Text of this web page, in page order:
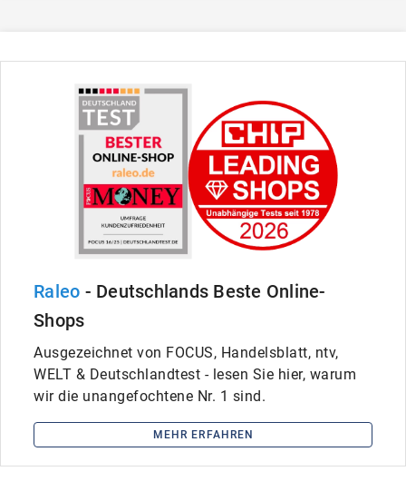
Raleo - Deutschlands Beste Online-
Shops
Ausgezeichnet von FOCUS, Handelsblatt, ntv,
WELT & Deutschlandtest - lesen Sie hier, warum
wir die unangefochtene Nr. 1 sind.
MEHR ERFAHREN